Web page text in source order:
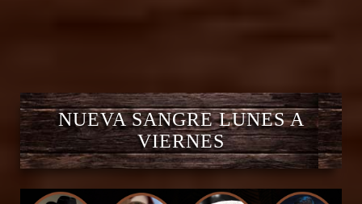
NUEVA SANGRE LUNES A
VIERNES